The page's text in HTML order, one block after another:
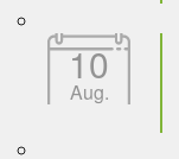
10
Aug.